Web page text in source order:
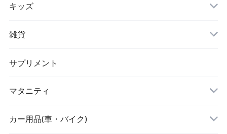
リュック
クラッチバッグ
キッズ
アウター(女の子)
ボディケア・スキンケア
雑貨
POETIC
キッチングッズ
サプリメント
マタニティ
トップス
カー用品(車・バイク)